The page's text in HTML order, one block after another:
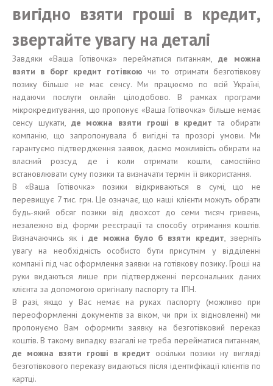
вигідно взяти гроші в кредит,
звертайте увагу на деталі
Завдяки «Ваша Готівочка» перейматися питанням,де можна
взяти в борг кредит готівкою чи то отримати безготівкову
позику більше не має сенсу. Ми працюємо по всій Україні,
надаючи послуги онлайн цілодобово. В рамках програми
мікрокредитування, що пропонує «Ваша Готівочка» більше немає
сенсу шукати, де можна взяти гроші в кредит та обирати
компанію, що запропонувала б вигідні та прозорі умови. Ми
гарантуємо підтвердження заявок, даємо можливість обирати на
власний розсуд де і коли отримати кошти, самостійно
встановлювати суму позики та визначати термін її використання.
В «Ваша Готівочка» позики відкриваються в сумі, що не
перевищує 7 тис. грн. Це означає, що наші клієнти можуть обрати
будь-який обсяг позики від двохсот до семи тисяч гривень,
незалежно від форми реєстрації та способу отримання коштів.
Визначаючись як і де можна було б взяти кредит, зверніть
увагу на необхідність особисто бути присутнім у відділенні
компанії під час оформлення заявки на готівкову позику. Гроші на
руки видаються лише при підтвердженні персональних даних
клієнта за допомогою оригіналу паспорту та ІПН.
В разі, якщо у Вас немає на руках паспорту (можливо при
переоформленні документів за віком, чи при їх відновленні) ми
пропонуємо Вам оформити заявку на безготівковий переказ
коштів. В такому випадку взагалі не треба перейматися питанням,
де можна взяти гроші в кредит оскільки позики ну вигляді
безготівкового переказу видаються після ідентифікації клієнтів по
картці.